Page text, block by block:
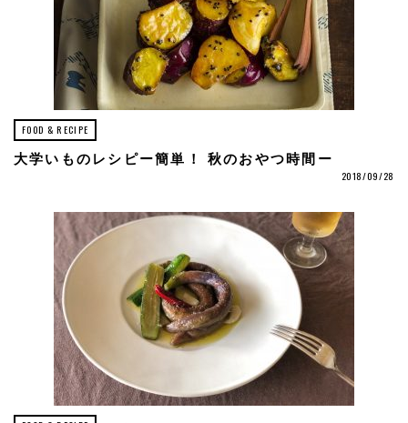
FOOD & RECIPE
大学いものレシピー簡単！ 秋のおやつ時間ー
2018/09/28